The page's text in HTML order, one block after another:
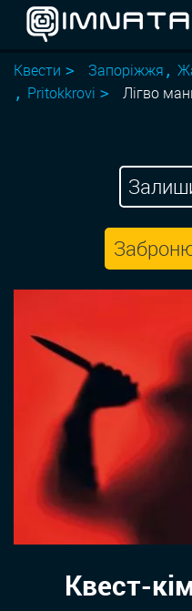
Квести Запоріжжя
Pritokkrovi
Лігво
Квест-